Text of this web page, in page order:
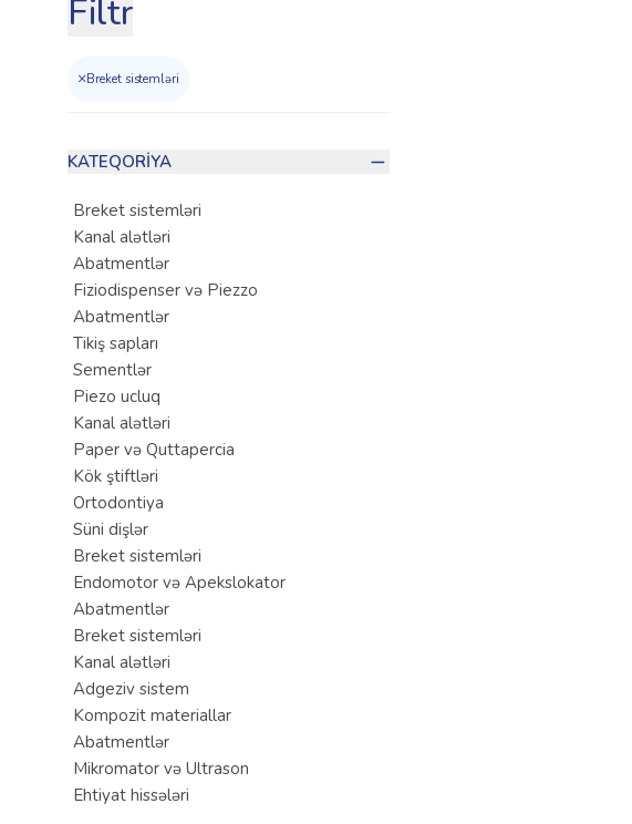
Filtr
×Breket sistemləri
KATEQORIYA
Breket sistemləri
Kanal alətləri
Abatmentlər
Fiziodispenser və Piezzo
Abatmentlər
Tikiş sapları
Sementlər
Piezo ucluq
Kanal alətləri
Paper və Quttapercia
Kök ştiftləri
Ortodontiya
Süni dişlər
Breket sistemləri
Endomotor və Apekslokator
Abatmentlər
Breket sistemləri
Kanal alətləri
Adgeziv sistem
Kompozit materiallar
Abatmentlər
Mikromator və Ultrason
Ehtiyat hissələri